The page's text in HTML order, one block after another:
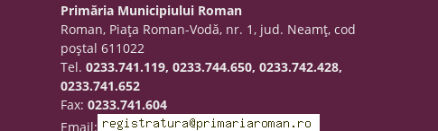
Primăria Municipiului Roman
Roman, Piaţa Roman-Vodă, nr. 1, jud. Neamţ, cod
poştal 611022
Tel.0233.741.119, 0233.744.650, 0233.742.428,
0233.741.652
Fax:0233.741.604
Email: